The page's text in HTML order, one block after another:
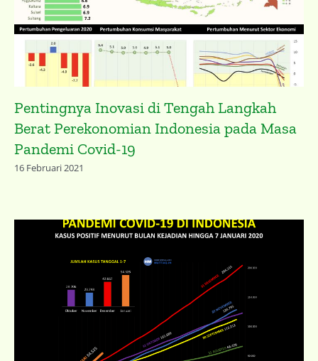
Pentingnya Inovasi di Tengah Langkah
Berat Perekonomian Indonesia pada Masa
Pandemi Covid-19
16 Februari 2021